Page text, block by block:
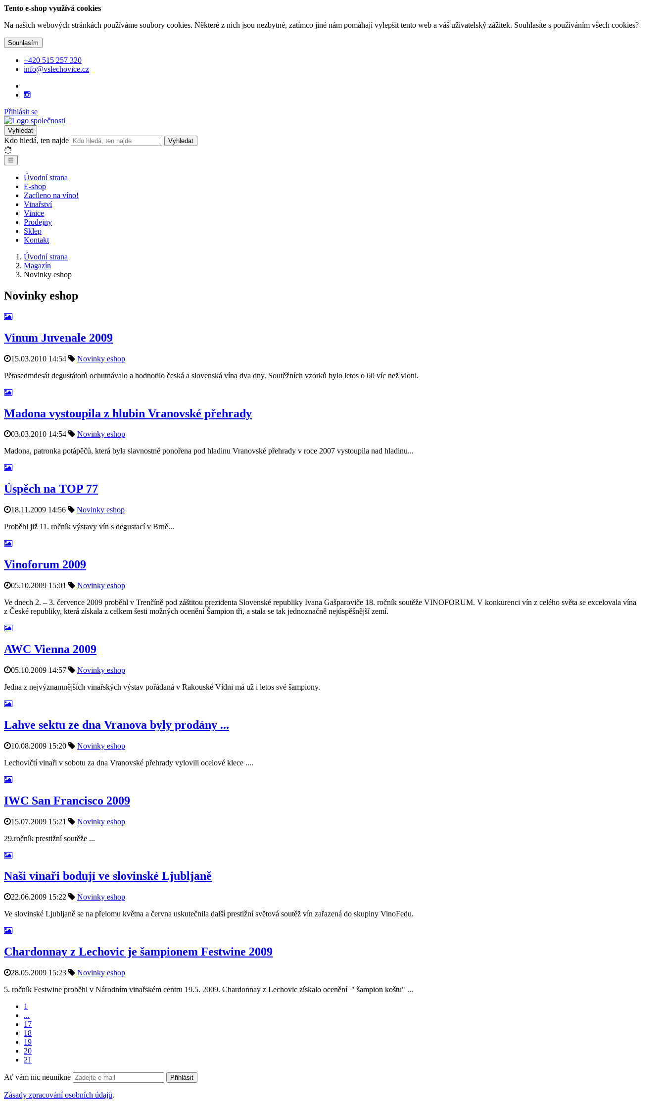
Tento e-shop využívá cookies
Na našich webových stránkách používáme soubory cookies. Některé z nich jsou nezbytné, zatímco jiné nám pomáhají vylepšit tento web a váš uživatelský zážitek. Souhlasíte s používáním všech cookies?
Souhlasím
+420 515 257 320
info@vslechovice.cz
Přihlásit se
Vyhledat
Kdo hledá, ten najde Vyhledat
☰
Úvodní strana
E-shop
Zacíleno na víno!
Vinařství
Vinice
Prodejny
Sklep
Kontakt
Úvodní strana
Magazín
Novinky eshop
Novinky eshop
Vinum Juvenale 2009
15.03.2010 14:54
Novinky eshop
Pětasedmdesát degustátorů ochutnávalo a hodnotilo česká a slovenská vína dva dny. Soutěžních vzorků bylo letos o 60 víc než vloni.
Madona vystoupila z hlubin Vranovské přehrady
03.03.2010 14:54
Novinky eshop
Madona, patronka potápěčů, která byla slavnostně ponořena pod hladinu Vranovské přehrady v roce 2007 vystoupila nad hladinu...
Úspěch na TOP 77
18.11.2009 14:56
Novinky eshop
Proběhl již 11. ročník výstavy vín s degustací v Brně...
Vinoforum 2009
05.10.2009 15:01
Novinky eshop
Ve dnech 2. – 3. července 2009 proběhl v Trenčíně pod záštitou prezidenta Slovenské republiky Ivana Gašparoviče 18. ročník soutěže VINOFORUM. V konkurenci vín z celého světa se excelovala vína
z České republiky, která získala z celkem šesti možných ocenění Šampion tři, a stala se tak jednoznačně nejúspěšnější zemí.
AWC Vienna 2009
05.10.2009 14:57
Novinky eshop
Jedna z nejvýznamnějších vinařských výstav pořádaná v Rakouské Vídni má už i letos své šampiony.
Lahve sektu ze dna Vranova byly prodány ...
10.08.2009 15:20
Novinky eshop
Lechovičtí vinaři v sobotu za dna Vranovské přehrady vylovili ocelové klece ....
IWC San Francisco 2009
15.07.2009 15:21
Novinky eshop
29.ročník prestižní soutěže ...
Naši vinaři bodují ve slovinské Ljubljaně
22.06.2009 15:22
Novinky eshop
Ve slovinské Ljubljaně se na přelomu května a června uskutečnila další prestižní světová soutěž vín zařazená do skupiny VinoFedu.
Chardonnay z Lechovic je šampionem Festwine 2009
28.05.2009 15:23
Novinky eshop
5. ročník Festwine proběhl v Národním vinařském centru 19.5. 2009. Chardonnay z Lechovic získalo ocenění " šampion koštu" ...
1
...
17
18
19
20
21
Ať vám nic neunikne Přihlásit
Zásady zpracování osobních údajů.